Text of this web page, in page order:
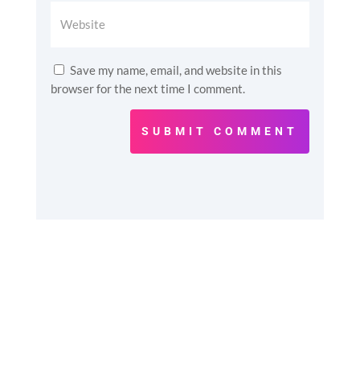
Save my name, email, and website in this
browser for the next time I comment.
SUBMIT COMMENT